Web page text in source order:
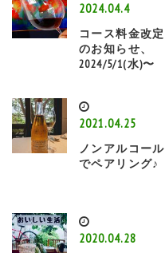
2024.04.4
コース料金改定
のお知らせ、
2024/5/1(水)〜
2021.04.25
ノンアルコール
でペアリング♪
2020.04.28